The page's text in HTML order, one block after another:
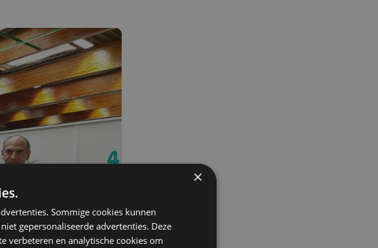
×
Sommige cookies kunnen
gepersonaliseerde advertenties. Deze
verbeteren en analytische cookies om